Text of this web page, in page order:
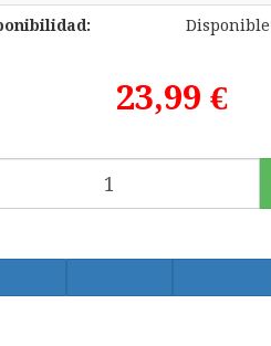
Disponible
23,99 €